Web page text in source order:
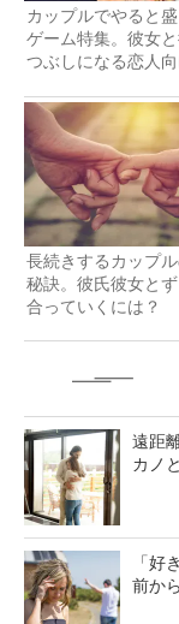
カップルでやると
ゲーム特集。彼女
つぶしになる恋人
長続きするカップ
秘訣。彼氏彼女と
合っていくには？
遠距
カノ
「好
前か